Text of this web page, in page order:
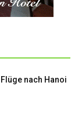
nach Hanoi